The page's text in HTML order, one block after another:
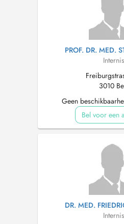
PROF. DR. MED.
3010
Geen
Bel voor een
DR. MED.